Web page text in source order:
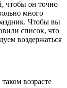
чтобы он точно
много
Чтобы вы
список, что
воздержаться
возрасте